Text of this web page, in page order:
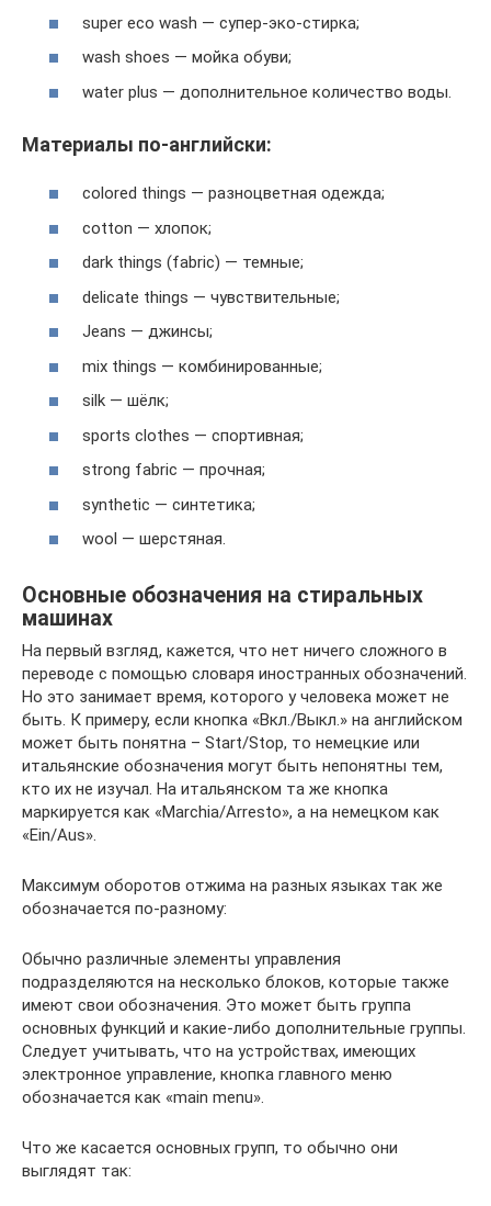
super eco wash — супер-эко-стирка;
wash shoes — мойка обуви;
water plus — дополнительное количество воды.
Материалы по-английски:
colored things — разноцветная одежда;
сotton — хлопок;
dark things (fabric) — темные;
delicate things — чувствительные;
Jeans — джинсы;
mix things — комбинированные;
silk — шёлк;
sports clothes — спортивная;
strong fabric — прочная;
synthetic — синтетика;
wool — шерстяная.
Основные обозначения на стиральных
машинах
На первый взгляд, кажется, что нет ничего сложного в
переводе с помощью словаря иностранных обозначений.
Но это занимает время, которого у человека может не
быть. К примеру, если кнопка «Вкл./Выкл.» на английском
может быть понятна – Start/Stop, то немецкие или
итальянские обозначения могут быть непонятны тем,
кто их не изучал. На итальянском та же кнопка
маркируется как «Marchia/Arresto», а на немецком как
«Ein/Aus».
Максимум оборотов отжима на разных языках так же
обозначается по-разному:
Обычно различные элементы управления
подразделяются на несколько блоков, которые также
имеют свои обозначения. Это может быть группа
основных функций и какие-либо дополнительные группы.
Следует учитывать, что на устройствах, имеющих
электронное управление, кнопка главного меню
обозначается как «main menu».
Что же касается основных групп, то обычно они
выглядят так: